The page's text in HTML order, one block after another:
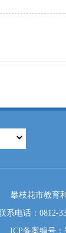
攀枝花市教育
系电话：0812-
ICP备案编号：